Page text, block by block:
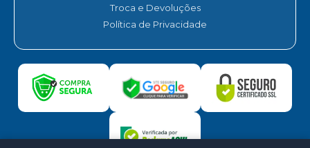
Troca e Devoluções
Política de Privacidade